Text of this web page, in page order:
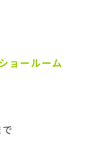
ョールーム